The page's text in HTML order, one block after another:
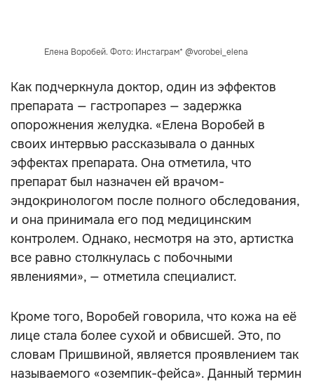
Елена Воробей. Фото: Инстаграм* @vorobei_elena
Как подчеркнула доктор, один из эффектов
препарата — гастропарез — задержка
опорожнения желудка. «Елена Воробей в
своих интервью рассказывала о данных
эффектах препарата. Она отметила, что
препарат был назначен ей врачом-
эндокринологом после полного обследования,
и она принимала его под медицинским
контролем. Однако, несмотря на это, артистка
все равно столкнулась с побочными
явлениями», — отметила специалист.
Кроме того, Воробей говорила, что кожа на её
лице стала более сухой и обвисшей. Это, по
словам Пришвиной, является проявлением так
называемого «оземпик-фейса». Данный термин